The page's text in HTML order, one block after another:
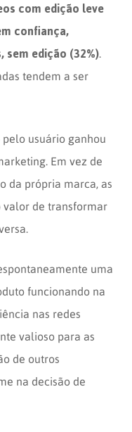
com edição leve
confiança,
sem edição (32%)
tendem a ser
usuário ganhou
Em vez de
da própria marca, as
valor de transformar
uma
funcionando na
nas redes
valioso para as
de outros
na decisão de